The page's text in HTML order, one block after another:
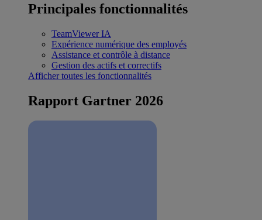
Principales fonctionnalités
TeamViewer IA
Expérience numérique des employés
Assistance et contrôle à distance
Gestion des actifs et correctifs
Afficher toutes les fonctionnalités
Rapport Gartner 2026